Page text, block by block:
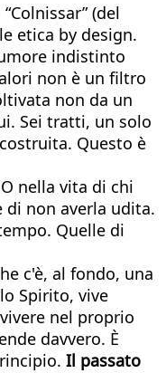
(del
etica by design.
indistinto
non è un filtro
non da un
Sei tratti, un solo
Questo è
nella vita di chi
di non averla udita.
Quelle di
c'è, al fondo, una
Spirito, vive
nel proprio
davvero. È
Il passato